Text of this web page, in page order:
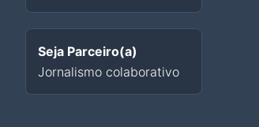
Seja Parceiro(a)
Jornalismo colaborativo